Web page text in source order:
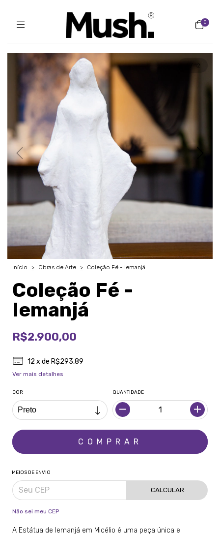
0
12
Início > Obras de Arte > Coleção Fé - Iemanjá
Coleção Fé -
Iemanjá
R$2.900,00
12 x de R$293,89
Ver mais detalhes
COR QUANTIDADE
MEIOS DE ENVIO
CALCULAR
Não sei meu CEP
A Estátua de Iemanjá em Micélio é uma peça única e